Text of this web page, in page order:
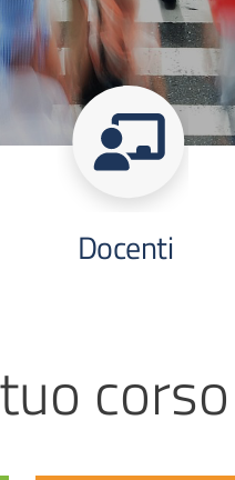
Docenti
corso